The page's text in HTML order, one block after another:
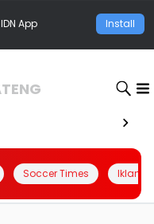
App Install
Soccer Times Iklanin